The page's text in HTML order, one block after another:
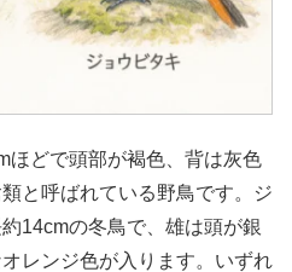
ほどで頭部が褐色、背は灰色
と呼ばれている野鳥です。ジ
14cmの冬鳥で、雄は頭が銀
レンジ色が入ります。いずれ